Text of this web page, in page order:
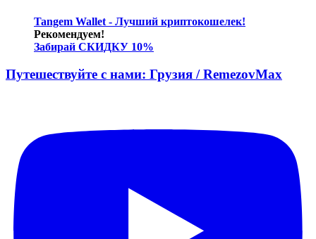
Tangem Wallet - Лучший криптокошелек!
Рекомендуем!
Забирай СКИДКУ 10%
Путешествуйте с нами: Грузия / RemezovMax